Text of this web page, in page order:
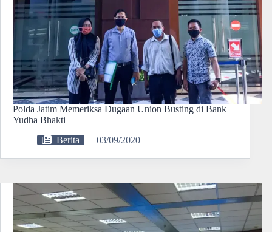
Polda Jatim Memeriksa Dugaan Union Busting di Bank
Yudha Bhakti
Berita
03/09/2020